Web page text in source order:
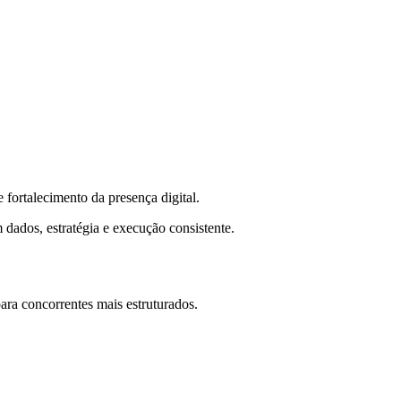
fortalecimento da presença digital.
estratégia e execução consistente.
concorrentes mais estruturados.